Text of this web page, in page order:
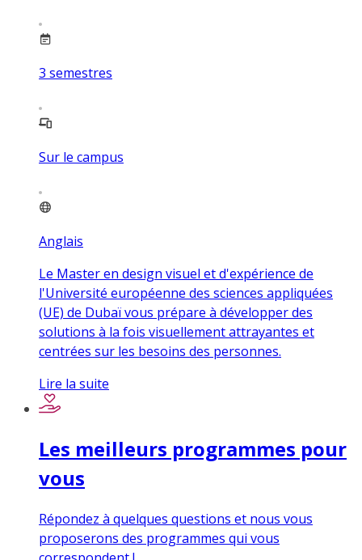
3 semestres
Sur le campus
Anglais
Le Master en design visuel et d'expérience de
l'Université européenne des sciences appliquées
(UE) de Dubaï vous prépare à développer des
solutions à la fois visuellement attrayantes et
centrées sur les besoins des personnes.
Lire la suite
Les meilleurs programmes pour
vous
Répondez à quelques questions et nous vous
proposerons des programmes qui vous